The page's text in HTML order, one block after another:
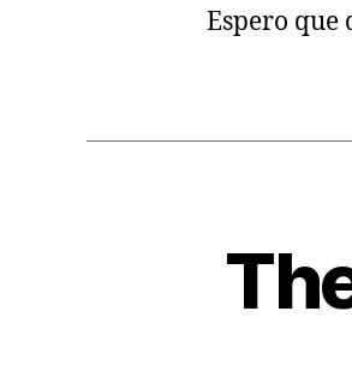
Espero que